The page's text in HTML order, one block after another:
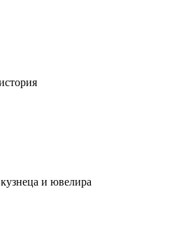
и ювелира